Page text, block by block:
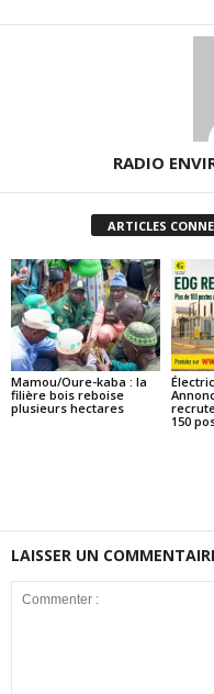
RADIO
ARTICLES
Mamou/Oure-kaba : la
filière bois reboise
plusieurs hectares
150
LAISSER UN